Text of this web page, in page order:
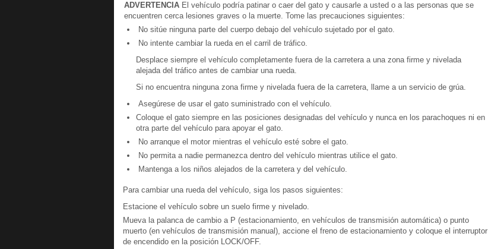
ADVERTENCIA El vehículo podría patinar o caer del gato y causarle a usted o a las personas que se
encuentren cerca lesiones graves o la muerte. Tome las precauciones siguientes:
No sitúe ninguna parte del cuerpo debajo del vehículo sujetado por el gato.
No intente cambiar la rueda en el carril de tráfico.
Desplace siempre el vehículo completamente fuera de la carretera a una zona firme y nivelada
alejada del tráfico antes de cambiar una rueda.
Si no encuentra ninguna zona firme y nivelada fuera de la carretera, llame a un servicio de grúa.
Asegúrese de usar el gato suministrado con el vehículo.
Coloque el gato siempre en las posiciones designadas del vehículo y nunca en los parachoques ni en
otra parte del vehículo para apoyar el gato.
No arranque el motor mientras el vehículo esté sobre el gato.
No permita a nadie permanezca dentro del vehículo mientras utilice el gato.
Mantenga a los niños alejados de la carretera y del vehículo.
Para cambiar una rueda del vehículo, siga los pasos siguientes:
Estacione el vehículo sobre un suelo firme y nivelado.
Mueva la palanca de cambio a P (estacionamiento, en vehículos de transmisión automática) o punto
muerto (en vehículos de transmisión manual), accione el freno de estacionamiento y coloque el interruptor
de encendido en la posición LOCK/OFF.